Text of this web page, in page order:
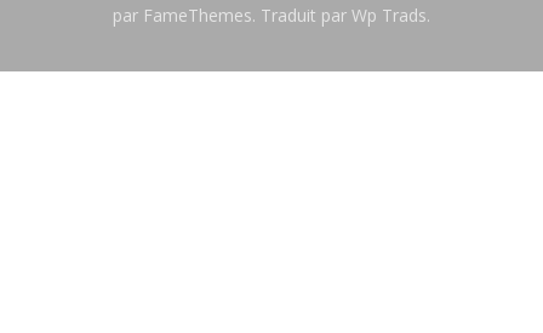
par FameThemes. Traduit par Wp Trads.